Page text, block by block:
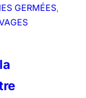
GERMÉES